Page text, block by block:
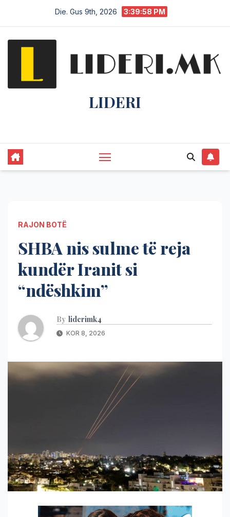
Die. Gus 9th, 2026 3:39:59 PM
LIDERI
RAJON BOTË
SHBA nis sulme të reja
kundër Iranit si
“ndëshkim”
By liderimk4
KOR 8, 2026